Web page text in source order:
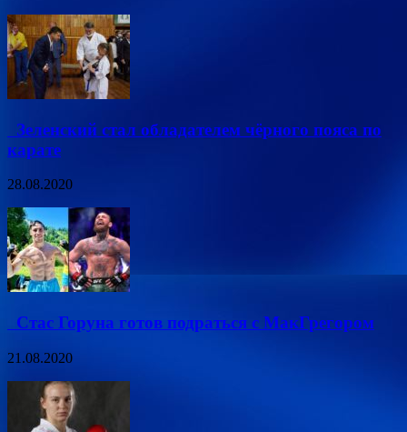
Зеленский стал обладателем чёрного пояса по
карате
28.08.2020
Стас Горуна готов подраться с МакГрегором
21.08.2020